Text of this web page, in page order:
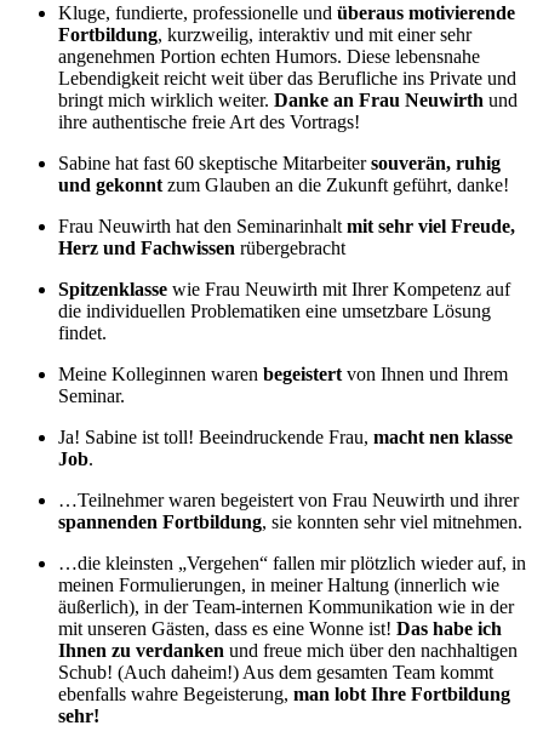
Kluge, fundierte, professionelle und überaus motivierende
Fortbildung, kurzweilig, interaktiv und mit einer sehr
angenehmen Portion echten Humors. Diese lebensnahe
Lebendigkeit reicht weit über das Berufliche ins Private und
bringt mich wirklich weiter. Danke an Frau Neuwirth und
ihre authentische freie Art des Vortrags!
Sabine hat fast 60 skeptische Mitarbeitersouverän, ruhig
und gekonnt zum Glauben an die Zukunft geführt, danke!
Frau Neuwirth hat den Seminarinhalt mit sehr viel Freude,
Herz und Fachwissen rübergebracht
Spitzenklasse wie Frau Neuwirth mit Ihrer Kompetenz auf
die individuellen Proble­matiken eine umsetzbare Lösung
findet.
Meine Kolleginnen waren begeistert von Ihnen und Ihrem
Seminar.
Ja! Sabine ist toll! Beeindruckende Frau, macht nen klasse
Job.
…Teilnehmer waren begeistert von Frau Neuwirth und ihrer
spannenden Fortbildung, sie konnten sehr viel mitnehmen.
…die kleinsten „Vergehen“ fallen mir plötzlich wieder auf, in
meinen Formulierungen, in meiner Haltung (innerlich wie
äußerlich), in der Team-internen Kommunikation wie in der
mit unseren Gästen, dass es eine Wonne ist! Das habe ich
Ihnen zu verdanken und freue mich über den nachhaltigen
Schub! (Auch daheim!) Aus dem gesamten Team kommt
ebenfalls wahre Begeisterung, man lobt Ihre Fortbildung
sehr!